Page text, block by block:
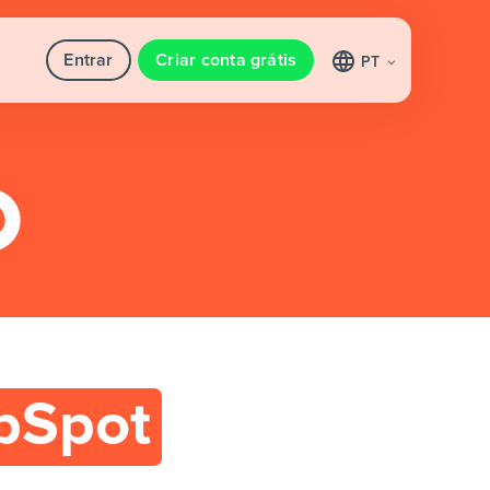
Entrar Criar conta grátis PT